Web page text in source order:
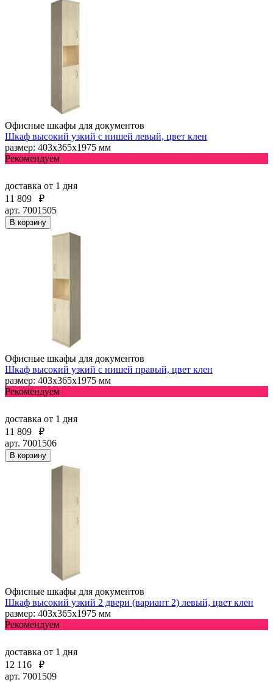
Офисные шкафы для документов
Шкаф высокий узкий с нишей левый, цвет клен
размер: 403х365х1975 мм
Рекомендуем
доставка от 1 дня
11 809
₽
арт. 7001505
В корзину
Офисные шкафы для документов
Шкаф высокий узкий с нишей правый, цвет клен
размер: 403х365х1975 мм
Рекомендуем
доставка от 1 дня
11 809
₽
арт. 7001506
В корзину
Офисные шкафы для документов
Шкаф высокий узкий 2 двери (вариант 2) левый, цвет клен
размер: 403х365х1975 мм
Рекомендуем
доставка от 1 дня
12 116
₽
арт. 7001509